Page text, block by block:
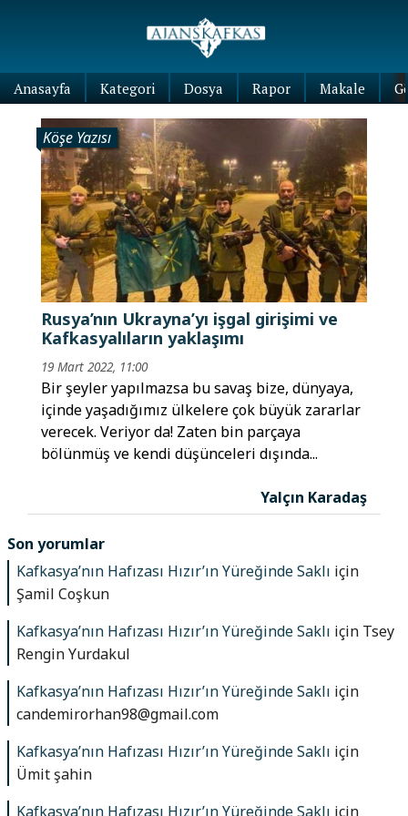
Anasayfa Kategori Dosya Rapor Makale
Köşe Yazısı
Rusya’nın Ukrayna’yı işgal girişimi ve
Kafkasyalıların yaklaşımı
19 Mart 2022, 11:00
Bir şeyler yapılmazsa bu savaş bize, dünyaya,
içinde yaşadığımız ülkelere çok büyük zararlar
verecek. Veriyor da! Zaten bin parçaya
bölünmüş ve kendi düşünceleri dışında...
Yalçın Karadaş
Son yorumlar
Kafkasya’nın Hafızası Hızır’ın Yüreğinde Saklı için
Şamil Coşkun
Kafkasya’nın Hafızası Hızır’ın Yüreğinde Saklı için Tsey
Rengin Yurdakul
Kafkasya’nın Hafızası Hızır’ın Yüreğinde Saklı için
candemirorhan98@gmail.com
Kafkasya’nın Hafızası Hızır’ın Yüreğinde Saklı için
Ümit şahin
Kafkasya’nın Hafızası Hızır’ın Yüreğinde Saklı için